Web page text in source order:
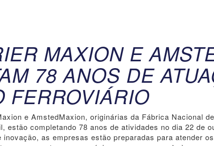
MAXION E
78 ANOS DE
FERROVIÁRIO
e AmstedMaxion, originárias da Fábrica Nacional
estão completando 78 anos de atividades no dia 22 de
as empresas estão preparadas para atender